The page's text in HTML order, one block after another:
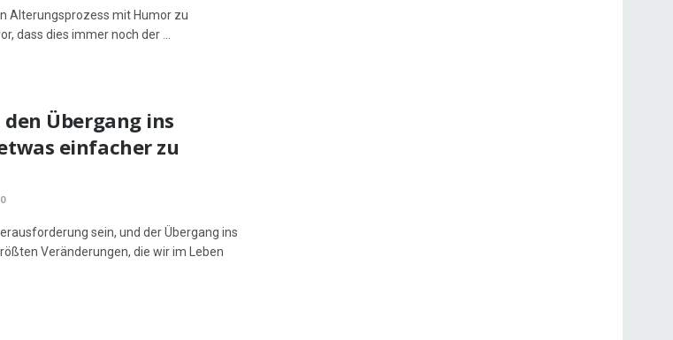
Alterungsprozess mit Humor zu
dass dies immer noch der ...
Übergang ins
einfacher zu
0
sein, und der Übergang ins
Veränderungen, die wir im Leben